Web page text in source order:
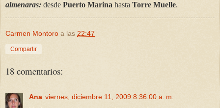
almenaras: desde Puerto Marina hasta Torre Muelle.
Carmen Montoro a las 22:47
Compartir
18 comentarios:
Ana viernes, diciembre 11, 2009 8:36:00 a. m.